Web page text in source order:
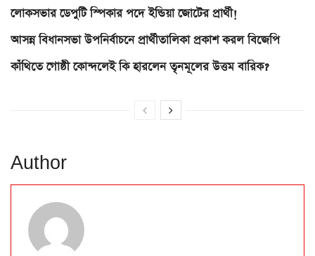
লোকসভার ডেপুটি স্পিকার পদে ইন্ডিয়া জোটের প্রার্থী!
আসন্ন বিধানসভা উপনির্বাচনে প্রার্থীতালিকা প্রকাশ করল বিজেপি
কাঁথিতে গোষ্ঠী কোন্দলেই কি হারলেন তৃনমূলের উত্তম বারিক?
Author